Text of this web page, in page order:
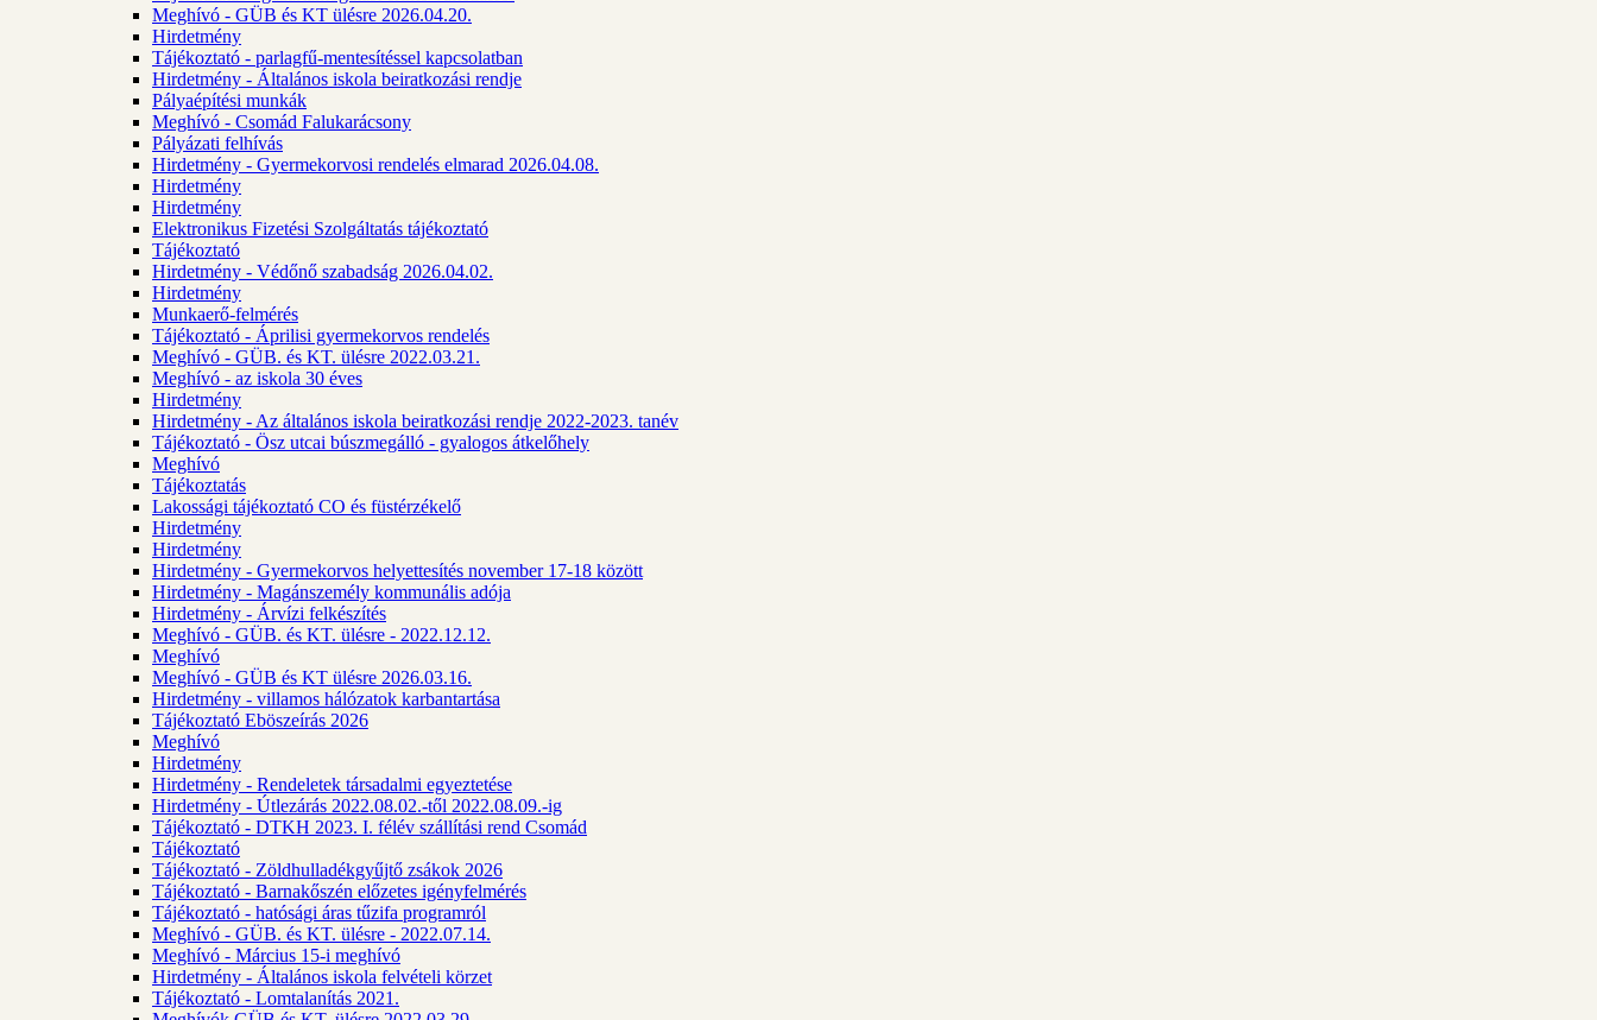
Meghívó - GÜB és KT ülésre 2026.04.20.
Hirdetmény
Tájékoztató - parlagfű-mentesítéssel kapcsolatban
Hirdetmény - Általános iskola beiratkozási rendje
Pályaépítési munkák
Meghívó - Csomád Falukarácsony
Pályázati felhívás
Hirdetmény - Gyermekorvosi rendelés elmarad 2026.04.08.
Hirdetmény
Hirdetmény
Elektronikus Fizetési Szolgáltatás tájékoztató
Tájékoztató
Hirdetmény - Védőnő szabadság 2026.04.02.
Hirdetmény
Munkaerő-felmérés
Tájékoztató - Áprilisi gyermekorvos rendelés
Meghívó - GÜB. és KT. ülésre 2022.03.21.
Meghívó - az iskola 30 éves
Hirdetmény
Hirdetmény - Az általános iskola beiratkozási rendje 2022-2023. tanév
Tájékoztató - Ösz utcai búszmegálló - gyalogos átkelőhely
Meghívó
Tájékoztatás
Lakossági tájékoztató CO és füstérzékelő
Hirdetmény
Hirdetmény
Hirdetmény - Gyermekorvos helyettesítés november 17-18 között
Hirdetmény - Magánszemély kommunális adója
Hirdetmény - Árvízi felkészítés
Meghívó - GÜB. és KT. ülésre - 2022.12.12.
Meghívó
Meghívó - GÜB és KT ülésre 2026.03.16.
Hirdetmény - villamos hálózatok karbantartása
Tájékoztató Eböszeírás 2026
Meghívó
Hirdetmény
Hirdetmény - Rendeletek társadalmi egyeztetése
Hirdetmény - Útlezárás 2022.08.02.-től 2022.08.09.-ig
Tájékoztató - DTKH 2023. I. félév szállítási rend Csomád
Tájékoztató
Tájékoztató - Zöldhulladékgyűjtő zsákok 2026
Tájékoztató - Barnakőszén előzetes igényfelmérés
Tájékoztató - hatósági áras tűzifa programról
Meghívó - GÜB. és KT. ülésre - 2022.07.14.
Meghívó - Március 15-i meghívó
Hirdetmény - Általános iskola felvételi körzet
Tájékoztató - Lomtalanítás 2021.